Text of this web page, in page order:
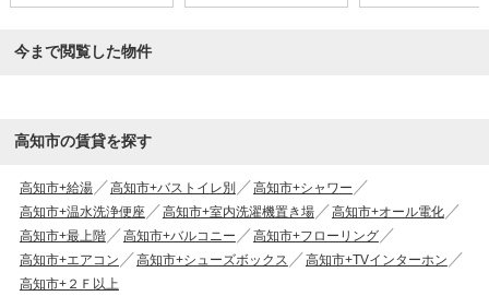
今まで閲覧した物件
高知市の賃貸を探す
高知市+給湯 高知市+バストイレ別
高知市+シャワー
高知市+温水洗浄便座
高知市+室内洗濯機置き場
高知市+オール電化
高知市+最上階
高知市+バルコニー
高知市+フローリング
高知市+エアコン
高知市+シューズボックス
高知市+TVインターホン
高知市+２Ｆ以上